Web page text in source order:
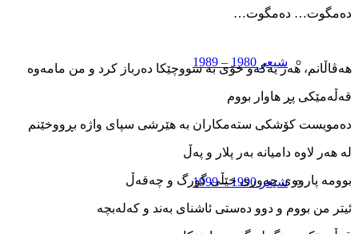
شیعر 1980 – 1989
شیعر 1990 – 1999
ده‌مگوت… ده‌مگوت…
هه‌ڤاڵانم، هه‌ر یه‌که‌و خۆی به ‌سووچێکا ده‌رباز کرد و من مامه‌وه
قه‌ڵه‌مێکی پڕ هاوار بووم
ده‌مویست کۆشکی سته‌مکاران به‌ هێرشی سپای واژە‌ بڕووخێنم
له ‌هه‌ر لاوه ‌دامیانه‌ به‌ر پلار و په‌ڵ
بوومه‌ پارووی چه‌وری خێڵی گورگ و چه‌قه‌ڵ
ئیتر من بووم و دوو ده‌ستی ئاشنای به‌ند و که‌له‌بچه